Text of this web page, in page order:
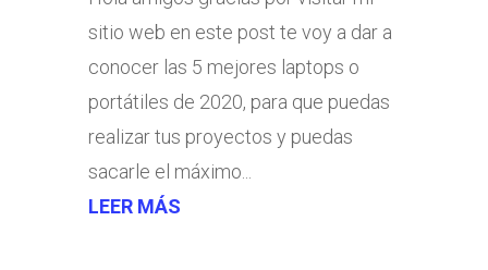
sitio web en este post te voy a dar a
conocer las 5 mejores laptops o
portátiles de 2020, para que puedas
realizar tus proyectos y puedas
sacarle el máximo...
LEER MÁS